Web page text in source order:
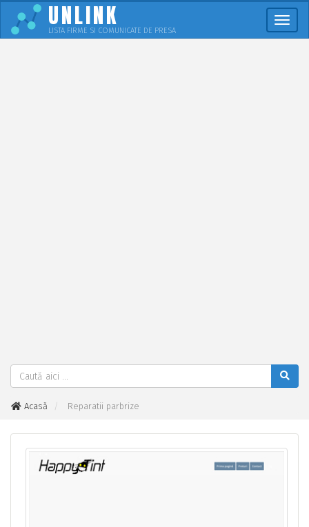
UNLINK
LISTA FIRME SI COMUNICATE DE PRESA
Acasă Reparatii parbrize